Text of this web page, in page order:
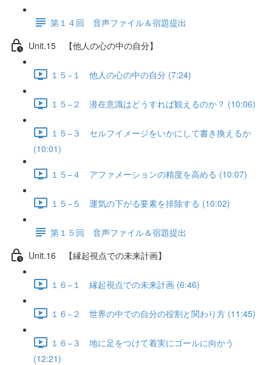
第１４回 音声ファイル＆宿題提出
Unit.15 【他人の心の中の自分】
１５−１ 他人の心の中の自分 (7:24)
１５−２ 潜在意識はどうすれば観えるのか？ (10:06)
１５−３ セルフイメージをいかにして書き換えるか
(10:01)
１５−４ アファメーションの精度を高める (10:07)
１５−５ 運気の下がる要素を排除する (10:02)
第１５回 音声ファイル＆宿題提出
Unit.16 【縁起視点での未来計画】
１６−１ 縁起視点での未来計画 (6:46)
１６−２ 世界の中での自分の役割と関わり方 (11:45)
１６−３ 地に足をつけて着実にゴールに向かう
(12:21)